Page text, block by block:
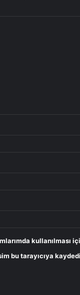
kullanılması
bu tarayıcıya